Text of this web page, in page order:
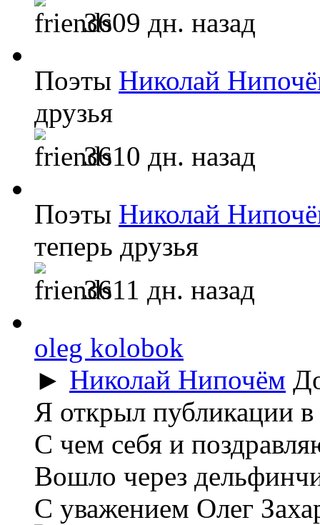
3609 дн. назад
Поэты Николай
друзья
3610 дн. назад
Поэты Николай
теперь друзья
3611 дн. назад
oleg kolobok
► Николай Нипочём
Я открыл публикации
С чем себя и
Вошло через
С уважением Олег